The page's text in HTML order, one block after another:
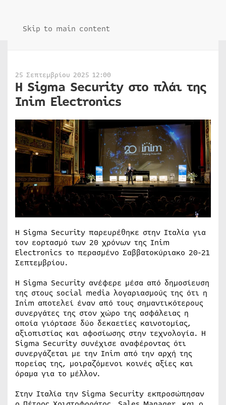
Skip to main content
25 Σεπτεμβρίου 2025 12:00
Η Sigma Security στο πλάι της
Inim Electronics
Η Sigma Security παρευρέθηκε στην Ιταλία για
τον εορτασμό των 20 χρόνων της Inim
Electronics το περασμένο Σαββατοκύριακο 20-21
Σεπτεμβρίου.
Η Sigma Security ανέφερε μέσα από δημοσίευση
της στους social media λογαριασμούς της ότι η
Inim αποτελεί έναν από τους σημαντικότερους
συνεργάτες της στον χώρο της ασφάλειας η
οποία γιόρτασε δύο δεκαετίες καινοτομίας,
αξιοπιστίας και αφοσίωσης στην τεχνολογία. Η
Sigma Security συνέχισε αναφέροντας ότι
συνεργάζεται με την Inim από την αρχή της
πορείας της, μοιραζόμενοι κοινές αξίες και
όραμα για το μέλλον.
Στην Ιταλία την Sigma Security εκπροσώπησαν